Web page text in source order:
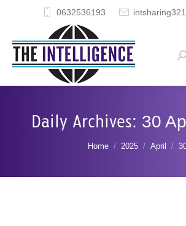
0632536193
Daily Archives: 30
You are here:
Home 2025 April